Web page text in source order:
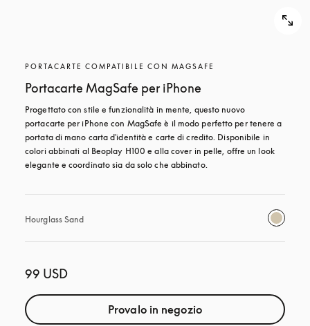
PORTACARTE COMPATIBILE CON MAGSAFE
Portacarte MagSafe per iPhone
Progettato con stile e funzionalità in mente, questo nuovo
portacarte per iPhone con MagSafe è il modo perfetto per tenere a
portata di mano carta d'identità e carte di credito. Disponibile in
colori abbinati al Beoplay H100 e alla cover in pelle, offre un look
elegante e coordinato sia da solo che abbinato.
Hourglass Sand
99 USD
Provalo in negozio